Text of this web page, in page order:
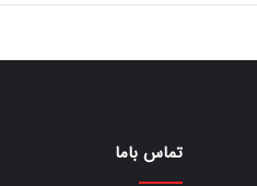
تماس باما